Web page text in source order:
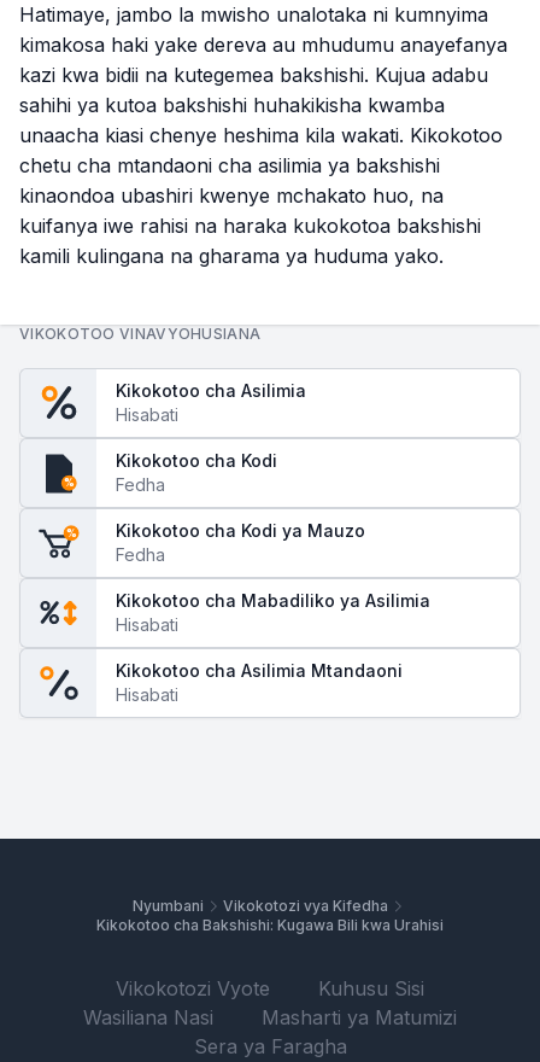
Hatimaye, jambo la mwisho unalotaka ni kumnyima
kimakosa haki yake dereva au mhudumu anayefanya
kazi kwa bidii na kutegemea bakshishi. Kujua adabu
sahihi ya kutoa bakshishi huhakikisha kwamba
unaacha kiasi chenye heshima kila wakati. Kikokotoo
chetu cha mtandaoni cha asilimia ya bakshishi
kinaondoa ubashiri kwenye mchakato huo, na
kuifanya iwe rahisi na haraka kukokotoa bakshishi
kamili kulingana na gharama ya huduma yako.
VIKOKOTOO VINAVYOHUSIANA
Kikokotoo cha Asilimia
Hisabati
%
Kikokotoo cha Kodi
Fedha
%
Kikokotoo cha Kodi ya Mauzo
Fedha
Kikokotoo cha Mabadiliko ya Asilimia
Hisabati
Kikokotoo cha Asilimia Mtandaoni
Hisabati
Nyumbani
Vikokotozi vya Kifedha
Kikokotoo cha Bakshishi: Kugawa Bili kwa Urahisi
Vikokotozi Vyote
Kuhusu Sisi
Wasiliana Nasi
Masharti ya Matumizi
Sera ya Faragha